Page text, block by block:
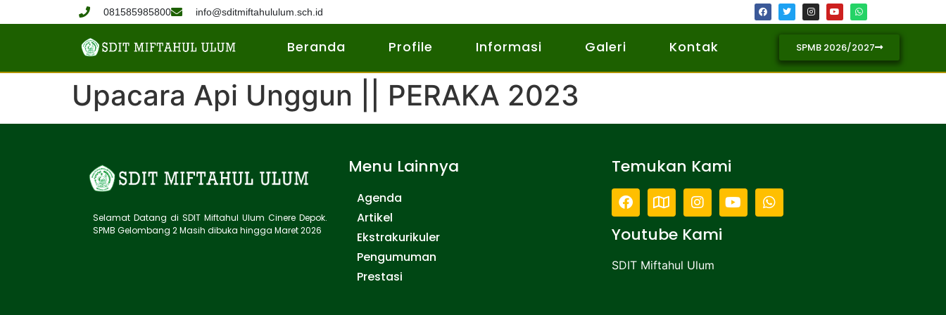
081585985800 info@sditmiftahululum.sch.id
Beranda Profile Informasi Galeri Kontak SPMB 2026/2027
Upacara Api Unggun || PERAKA 2023
Selamat Datang di SDIT Miftahul Ulum Cinere Depok.
SPMB Gelombang 2 Masih dibuka hingga Maret 2026
Menu Lainnya
Agenda
Artikel
Ekstrakurikuler
Pengumuman
Prestasi
Temukan Kami
Youtube Kami
SDIT Miftahul Ulum